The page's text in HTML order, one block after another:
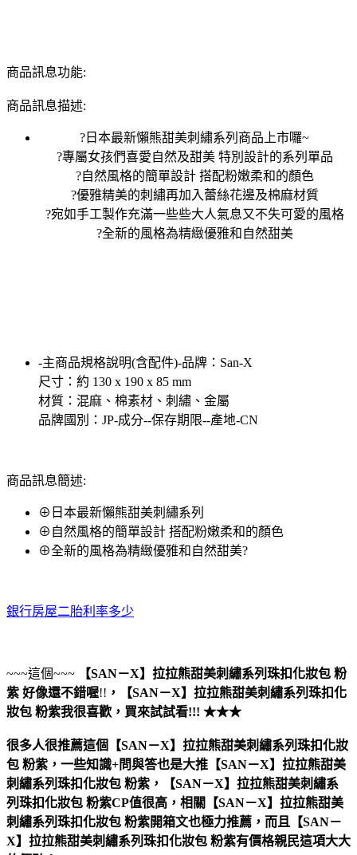
商品訊息功能:
商品訊息描述:
?日本最新懶熊甜美刺繡系列商品上市囉~
?專屬女孩們喜愛自然及甜美 特別設計的系列單品
?自然風格的簡單設計 搭配粉嫩柔和的顏色
?優雅精美的刺繡再加入蕾絲花邊及棉麻材質
?宛如手工製作充滿一些些大人氣息又不失可愛的風格
?全新的風格為精緻優雅和自然甜美
-主商品規格說明(含配件)-品牌：San-X
尺寸：約 130 x 190 x 85 mm
材質：混麻、棉素材、刺繡、金屬
品牌國別：JP-成分--保存期限--產地-CN
商品訊息簡述:
⊕日本最新懶熊甜美刺繡系列
⊕自然風格的簡單設計 搭配粉嫩柔和的顏色
⊕全新的風格為精緻優雅和自然甜美?
銀行房屋二胎利率多少
~~~這個~~~
【SAN－X】拉拉熊甜美刺繡系列珠扣化妝包 粉
紫 好像還不錯喔!! ，
【SAN－X】拉拉熊甜美刺繡系列珠扣化
妝包 粉紫我很喜歡，買來試試看!!! ★★★
很多人很推薦這個【SAN－X】拉拉熊甜美刺繡系列珠扣化妝
包 粉紫，一些知識+問與答也是大推【SAN－X】拉拉熊甜美
刺繡系列珠扣化妝包 粉紫，【SAN－X】拉拉熊甜美刺繡系
列珠扣化妝包 粉紫CP值很高，相關【SAN－X】拉拉熊甜美
刺繡系列珠扣化妝包 粉紫開箱文也極力推薦，而且【SAN－
X】拉拉熊甜美刺繡系列珠扣化妝包 粉紫有價格親民這項大大